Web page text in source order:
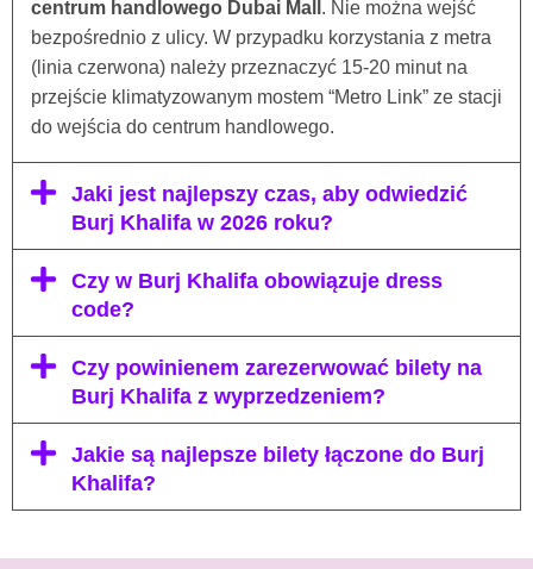
centrum handlowego Dubai Mall . Nie można wejść
bezpośrednio z ulicy. W przypadku korzystania z metra
(linia czerwona) należy przeznaczyć 15-20 minut na
przejście klimatyzowanym mostem “Metro Link” ze stacji
do wejścia do centrum handlowego.
Jaki jest najlepszy czas, aby odwiedzić
Burj Khalifa w 2026 roku?
Czy w Burj Khalifa obowiązuje dress
code?
Czy powinienem zarezerwować bilety na
Burj Khalifa z wyprzedzeniem?
Jakie są najlepsze bilety łączone do Burj
Khalifa?